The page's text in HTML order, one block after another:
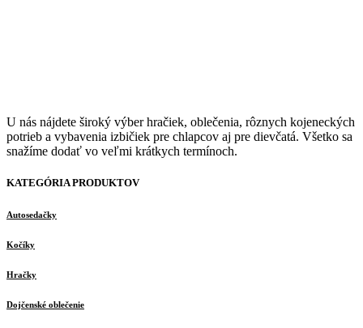
U nás nájdete široký výber hračiek, oblečenia, rôznych kojeneckých
potrieb a vybavenia izbičiek pre chlapcov aj pre dievčatá. Všetko sa
snažíme dodať vo veľmi krátkych termínoch.
KATEGÓRIA PRODUKTOV
Autosedačky
Kočíky
Hračky
Dojčenské oblečenie